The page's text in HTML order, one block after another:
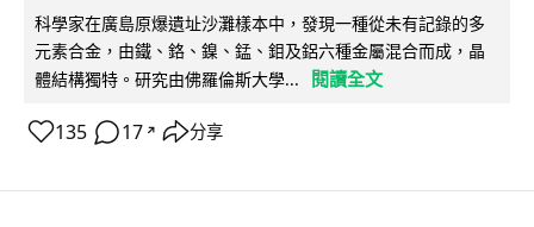
科學家在廣島原爆遺址沙灘樣本中，發現一種從未有記錄的多
元素合金，由鐵、鉻、鎳、錳、鉬及鋁六種金屬混合而成，晶
體結構獨特。研究由佛羅倫斯大學...
閱讀全文
135 17 ↗ 分享